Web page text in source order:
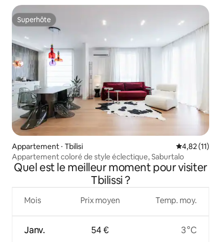
Superhôte
Superhôte
Appartement ⋅ Tbilisi Évaluation
4,82 (11)
Appartement coloré de style éclectique, Saburtalo
Quel est le meilleur moment pour visiter
Tbilissi ?
Mois
Janv.
Prix moyen
54 €
Temp. moy.
3 °C